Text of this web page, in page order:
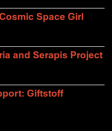
Space Girl
and Serapis Project
Giftstoff